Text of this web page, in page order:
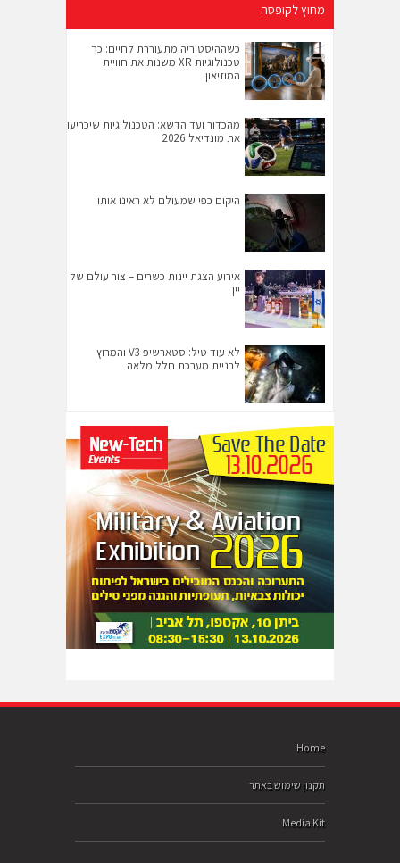
מחוץ לקופסה
כשההיסטוריה מתעוררת לחיים: כך
טכנולוגיות XR משנות את חוויית
המוזיאון
מהכדור ועד הדשא: הטכנולוגיות שיכריעו
את מונדיאל 2026
היקום כפי שמעולם לא ראינו אותו
אירוע הצגת יינות כשרים – צור עולם של
יין
לא עוד טיל: סטארשיפ V3 והמרוץ
לבניית מערכת חלל מלאה
Home
תקנון שימוש באתר
Media Kit